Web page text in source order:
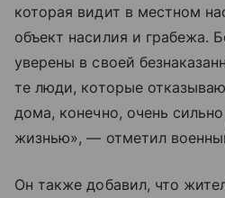
которая видит в местном
объект насилия и грабежа.
уверены в своей
те люди, которые
дома, конечно, очень
жизнью», — отметил
Он также добавил, что